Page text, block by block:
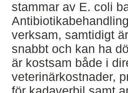
stammar av E. coli
verksam, samtidigt
snabbt och kan ha
är kostsam både i
veterinärkostnader,